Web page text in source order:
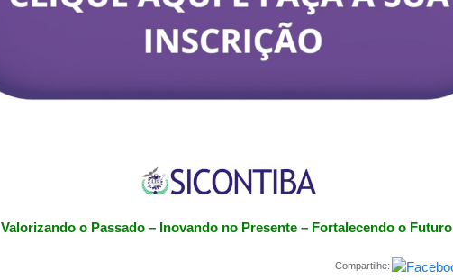
Valorizando o Passado – Inovando no Presente – Fortalecendo o Futuro
Compartilhe: